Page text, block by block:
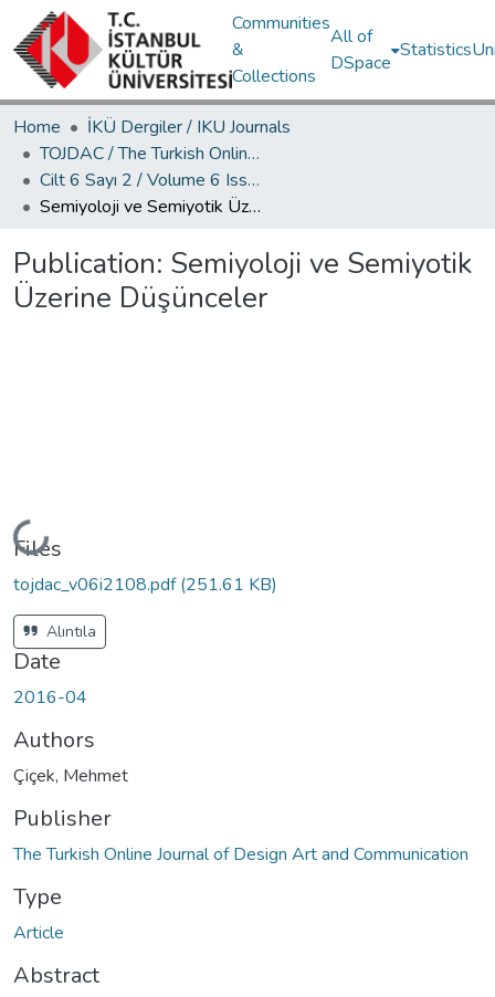
Communities
&
Collections
All of
DSpace
Statistics
Home
İKÜ Dergiler / IKU Journals
TOJDAC / The Turkish Online Journal of Design Art and Communication
Cilt 6 Sayı 2 / Volume 6 Issue 2
Semiyoloji ve Semiyotik Üzerine Düşünceler
Publication: Semiyoloji ve Semiyotik
Üzerine Düşünceler
Loading...
Files
tojdac_v06i2108.pdf(251.61 KB)
Alıntıla
Date
2016-04
Authors
Çiçek, Mehmet
Publisher
The Turkish Online Journal of Design Art and Communication
Type
Article
Abstract